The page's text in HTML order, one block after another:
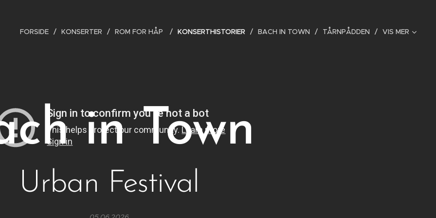
FORSIDE KONSERTER ROM FOR HÅP KONSERTHISTORIER BACH IN TOWN TÅRNPÅDDEN VIS MER
in Town
Urban Festival